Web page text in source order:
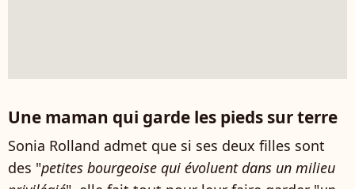
Une maman qui garde les pieds sur terre
Sonia Rolland admet que si ses deux filles sont
des "petites bourgeoise qui évoluent dans un milieu